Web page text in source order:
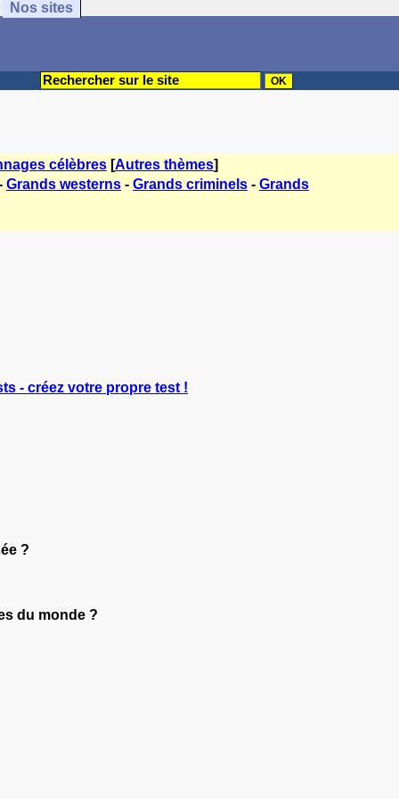
Nos sites
célèbres [Autres thèmes]
Grands westerns - Grands criminels - Grands
- créez votre propre test !
?
du monde ?